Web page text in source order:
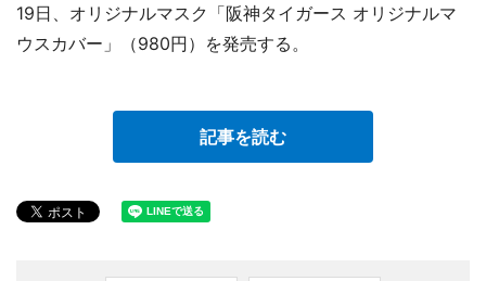
19日、オリジナルマスク「阪神タイガース オリジナルマ
ウスカバー」（980円）を発売する。
記事を読む